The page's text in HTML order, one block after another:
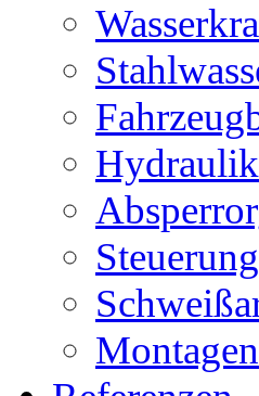
Hydraulik
Montagen